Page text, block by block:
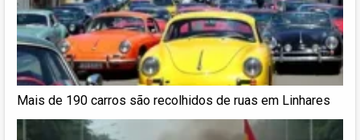
Mais de 190 carros são recolhidos de ruas em Linhares